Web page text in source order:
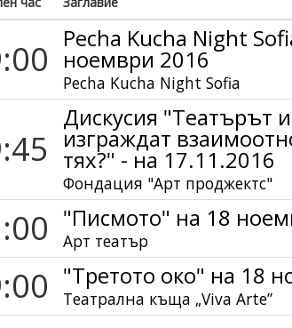
Pecha Kucha Night
ноември 2016
Pecha Kucha Night Sofia
Дискусия "Театърът
изграждат
тях?" - на 17.11.2016
Фондация "Арт проджектс"
"Писмото" на 18
Арт театър
"Третото око" на 18
Театрална къща „Viva Arte”